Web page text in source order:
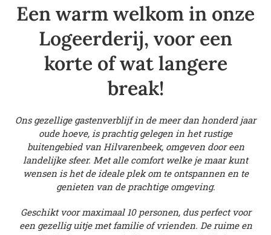
Een warm welkom in onze
Logeerderij, voor een
korte of wat langere
break!
Ons gezellige gastenverblijf in de meer dan honderd jaar
oude hoeve, is prachtig gelegen in het rustige
buitengebied van Hilvarenbeek, omgeven door een
landelijke sfeer. Met alle comfort welke je maar kunt
wensen is het de ideale plek om te ontspannen en te
genieten van de prachtige omgeving.
Geschikt voor maximaal 10 personen, dus perfect voor
een gezellig uitje met familie of vrienden. De ruime en